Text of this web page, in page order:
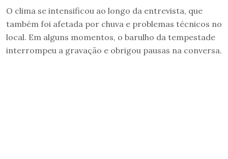
O clima se intensificou ao longo da entrevista, que
também foi afetada por chuva e problemas técnicos no
local. Em alguns momentos, o barulho da tempestade
interrompeu a gravação e obrigou pausas na conversa.